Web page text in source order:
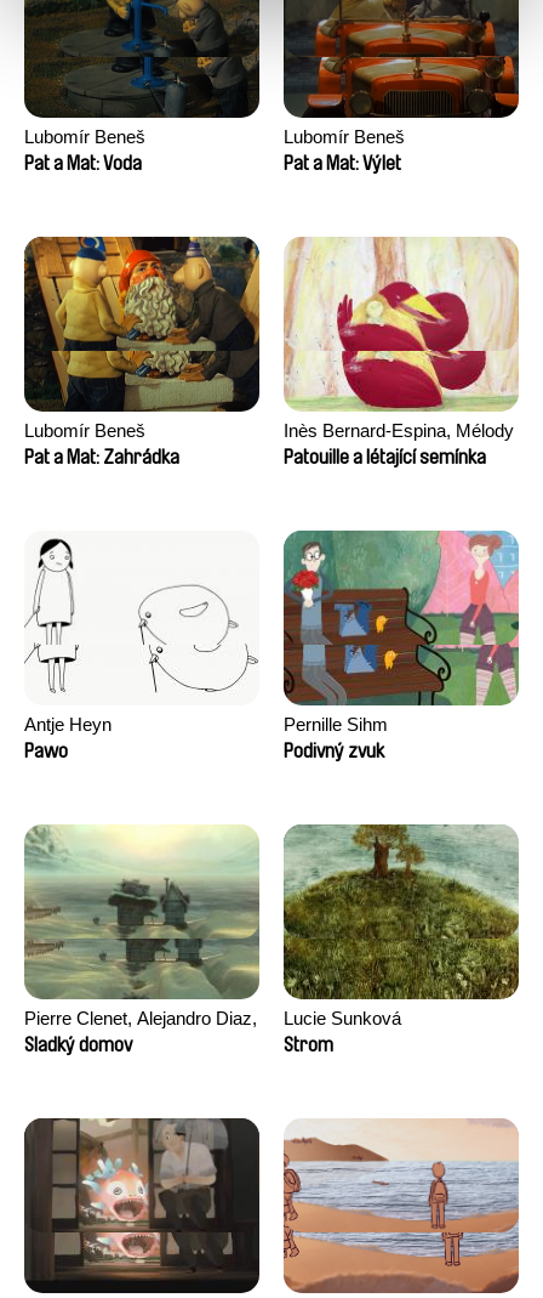
Lubomír Beneš
Pat a Mat: Voda
Lubomír Beneš
Pat a Mat: Výlet
Lubomír Beneš
Pat a Mat: Zahrádka
Inès Bernard-Espina, Mélody
Boulissière, Clémentine
Patouille a létající semínka
Antje Heyn
Pawo
Pernille Sihm
Podivný zvuk
Pierre Clenet, Alejandro Diaz,
Romain Mazevet, Stéphane
Sladký domov
Lucie Sunková
Strom